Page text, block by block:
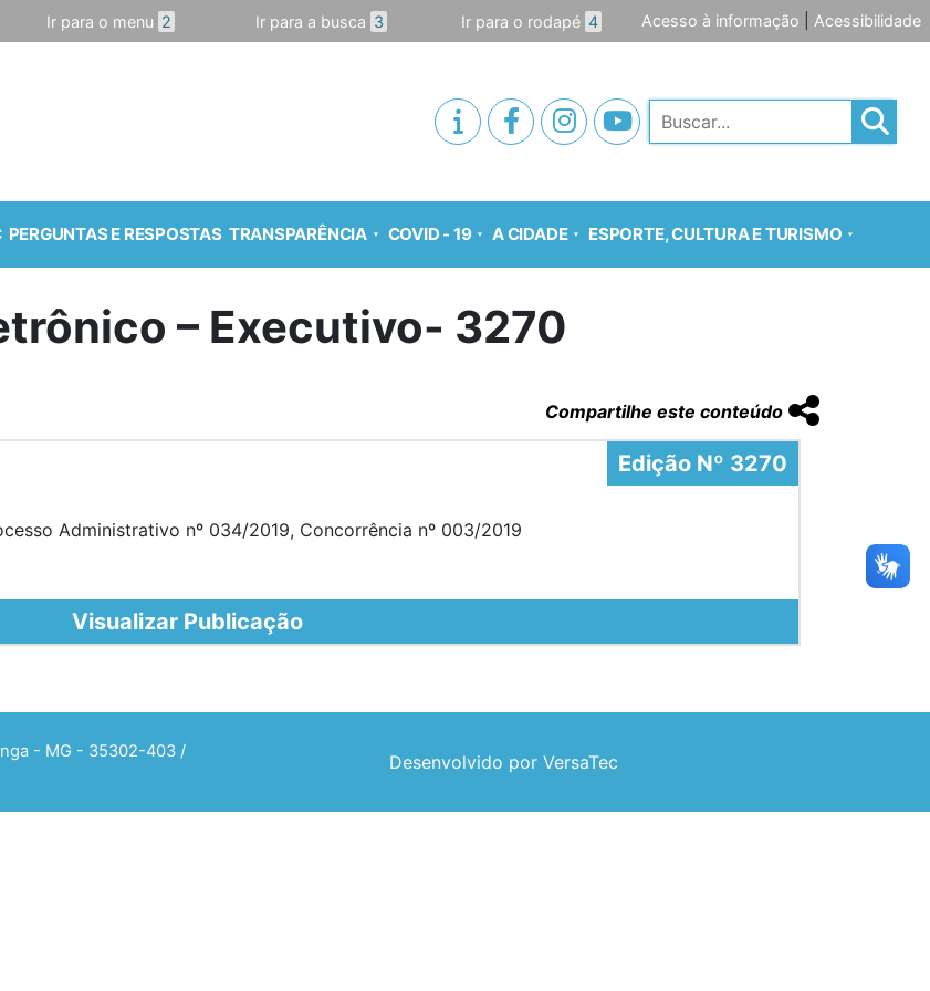
Ir para o menu 2 Ir para a busca 3 Ir para o rodapé 4 Acesso à informação Acessibilidade
Pesquisar
PERGUNTAS E RESPOSTAS TRANSPARÊNCIA COVID - 19 A CIDADE ESPORTE, CULTURA E TURISMO
– Executivo- 3270
Compartilhe este conteúdo
Edição Nº 3270
Administrativo nº 034/2019, Concorrência nº 003/2019
Visualizar Publicação
- MG - 35302-403 /
Desenvolvido por VersaTec